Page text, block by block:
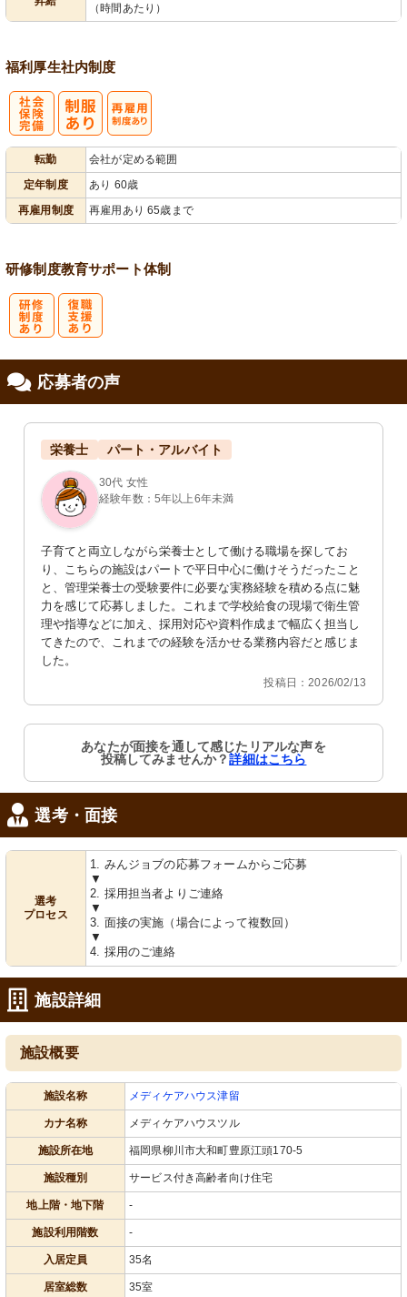
（時間あたり）
福利厚生社内制度
転勤
会社が定める範囲
定年制度
あり 60歳
再雇用制度
再雇用あり 65歳まで
研修制度教育サポート体制
応募者の声
栄養士 パート・アルバイト
30代 女性
経験年数：5年以上6年未満
子育てと両立しながら栄養士として働ける職場を探してお
り、こちらの施設はパートで平日中心に働けそうだったこと
と、管理栄養士の受験要件に必要な実務経験を積める点に魅
力を感じて応募しました。これまで学校給食の現場で衛生管
理や指導などに加え、採用対応や資料作成まで幅広く担当し
てきたので、これまでの経験を活かせる業務内容だと感じま
した。
投稿日：2026/02/13
あなたが面接を通して感じたリアルな声を
投稿してみませんか？詳細はこちら
選考・面接
選考
プロセス
1. みんジョブの応募フォームからご応募
▼
2. 採用担当者よりご連絡
▼
3. 面接の実施（場合によって複数回）
▼
4. 採用のご連絡
施設詳細
施設概要
施設名称 メディケアハウス津留
カナ名称 メディケアハウスツル
施設所在地 福岡県柳川市大和町豊原江頭170-5
施設種別 サービス付き高齢者向け住宅
地上階・地下階 -
施設利用階数 -
入居定員 35名
居室総数 35室